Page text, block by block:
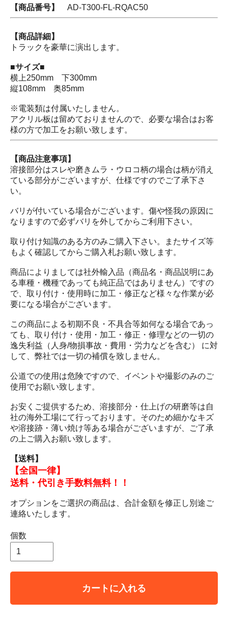
【商品番号】 AD-T300-FL-RQAC50
【商品詳細】
トラックを豪華に演出します。
■サイズ■
横上250mm 下300mm
縦108mm 奥85mm
※電装類は付属いたしません。
アクリル板は留めておりませんので、必要な場合はお客
様の方で加工をお願い致します。
【商品注意事項】
溶接部分はスレや磨きムラ・ウロコ柄の場合は柄が消え
ている部分がございますが、仕様ですのでご了承下さ
い。
バリが付いている場合がございます。傷や怪我の原因に
なりますので必ずバリを外してからご利用下さい。
取り付け知識のある方のみご購入下さい。またサイズ等
もよく確認してからご購入札お願い致します。
商品によりましては社外輸入品（商品名・商品説明にあ
る車種・機種であっても純正品ではありません）ですの
で、取り付け・使用時に加工・修正など様々な作業が必
要になる場合がございます。
この商品による初期不良・不具合等如何なる場合であっ
ても、取り付け・使用・加工・修正・修理などの一切の
逸失利益（人身/物損事故・費用・労力などを含む） に対
して、弊社では一切の補償を致しません。
公道での使用は危険ですので、イベントや撮影のみのご
使用でお願い致します。
お安くご提供するため、溶接部分・仕上げの研磨等は自
社の海外工場にて行っております。そのため細かなキズ
や溶接跡・薄い焼け等ある場合がございますが、ご了承
の上ご購入お願い致します。
【送料】
【全国一律】
送料・代引き手数料無料！！
オプションをご選択の商品は、合計金額を修正し別途ご
連絡いたします。
個数
カートに入れる